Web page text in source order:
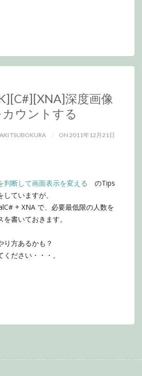
深度画像
ウントする
TSUBOKURA ON 2011年12月21日
判断して画面表示を変える
のTips
ていますが、
+ XNA で、必要最低限の人数を
書いておきます。
り方あるかも？
ださい・・・。